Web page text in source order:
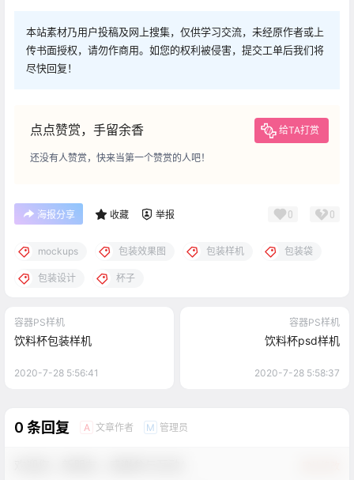
本站素材乃用户投稿及网上搜集，仅供学习交流，未经原作者或上
传书面授权，请勿作商用。如您的权利被侵害，提交工单后我们将
尽快回复！
点点赞赏，手留余香 给TA打赏
还没有人赞赏，快来当第一个赞赏的人吧！
海报分享 收藏 举报 0 0
mockups 包装效果图 包装样机 包装袋
包装设计 杯子
容器PS样机
饮料杯包装样机
2020-7-28 5:56:41
容器PS样机
饮料杯psd样机
2020-7-28 5:58:37
0 条回复 A 文章作者 M 管理员